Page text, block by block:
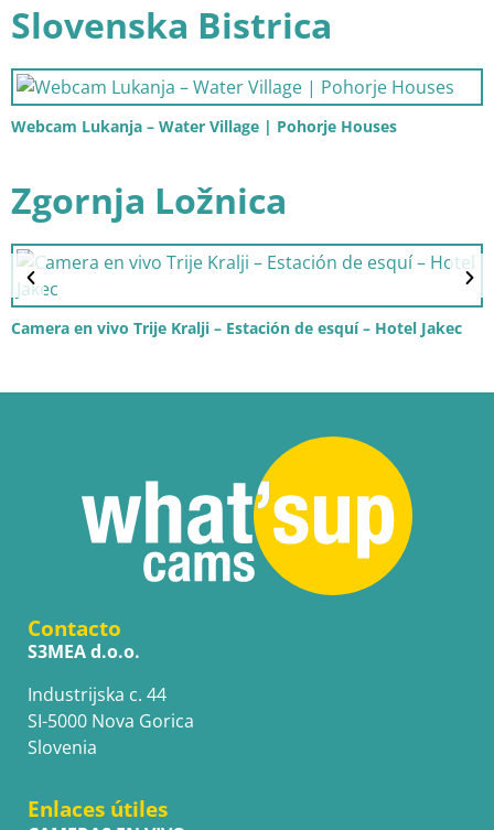
Slovenska Bistrica
Webcam Lukanja – Water Village | Pohorje Houses
Zgornja Ložnica
Camera en vivo Trije Kralji – Estación de esquí – Hotel Jakec
Contacto
S3MEA d.o.o.
Industrijska c. 44
SI-5000 Nova Gorica
Slovenia
Enlaces útiles